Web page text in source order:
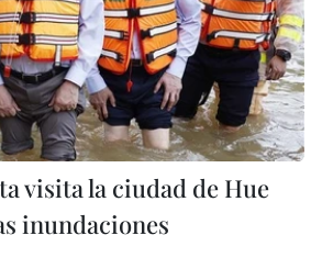
visita la ciudad de Hue
inundaciones